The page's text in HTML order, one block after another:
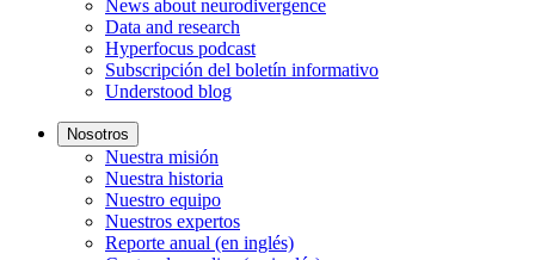
News about neurodivergence
Data and research
Hyperfocus podcast
Subscripción del boletín informativo
Understood blog
Nosotros
Nuestra misión
Nuestra historia
Nuestro equipo
Nuestros expertos
Reporte anual (en inglés)